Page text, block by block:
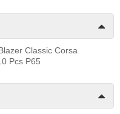
Classic Corsa
Pcs P65